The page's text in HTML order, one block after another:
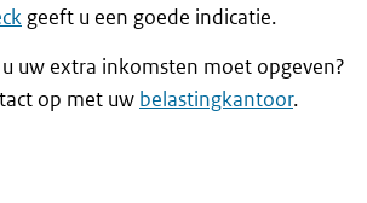
geeft u een goede indicatie.
uw extra inkomsten moet opgeven?
op met uw belastingkantoor.